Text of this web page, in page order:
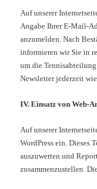
Auf unserer
Angabe Ihrer E-Mail-
anzumelden. Nach
informieren wir Sie in
um die
Newsletter jederzeit
IV. Einsatz von Web-
Auf unserer
WordPress ein. Dieses
auszuwerten und
zusammenzustellen.